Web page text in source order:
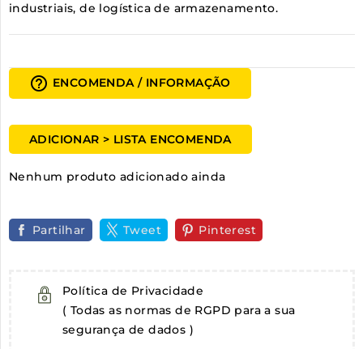
industriais, de logística de armazenamento.
help_outline ENCOMENDA / INFORMAÇÃO
ADICIONAR > LISTA ENCOMENDA
Nenhum produto adicionado ainda
Partilhar Tweet Pinterest
Política de Privacidade
( Todas as normas de RGPD para a sua
segurança de dados )